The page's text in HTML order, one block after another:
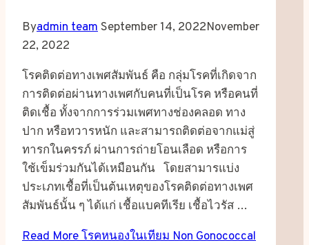
Byadmin teamSeptember 14, 2022November
22, 2022
โรคติดต่อทางเพศสัมพันธ์ คือ กลุ่มโรคที่เกิดจาก
การติดต่อผ่านทางเพศกับคนที่เป็นโรค หรือคนที่
ติดเชื้อ ทั้งจากการร่วมเพศทางช่องคลอด ทาง
ปาก หรือทวารหนัก และสามารถติดต่อจากแม่สู่
ทารกในครรภ์ ผ่านการถ่ายโอนเลือด หรือการ
ใช้เข็มร่วมกันได้เหมือนกัน โดยสามารแบ่ง
ประเภทเชื้อที่เป็นต้นเหตุของโรคติดต่อทางเพศ
สัมพันธ์นั้น ๆ ได้แก่ เชื้อแบคทีเรีย เชื้อไวรัส …
Read Moreโรคหนองในเทียม Non Gonococcal